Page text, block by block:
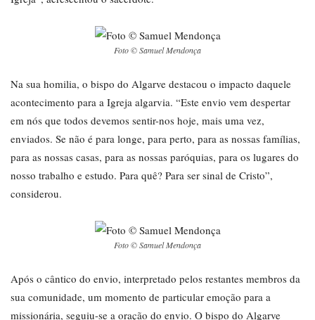
Foto © Samuel Mendonça
Na sua homilia, o bispo do Algarve destacou o impacto daquele
acontecimento para a Igreja algarvia. “Este envio vem despertar
em nós que todos devemos sentir-nos hoje, mais uma vez,
enviados. Se não é para longe, para perto, para as nossas famílias,
para as nossas casas, para as nossas paróquias, para os lugares do
nosso trabalho e estudo. Para quê? Para ser sinal de Cristo”,
considerou.
Foto © Samuel Mendonça
Após o cântico do envio, interpretado pelos restantes membros da
sua comunidade, um momento de particular emoção para a
missionária, seguiu-se a oração do envio. O bispo do Algarve